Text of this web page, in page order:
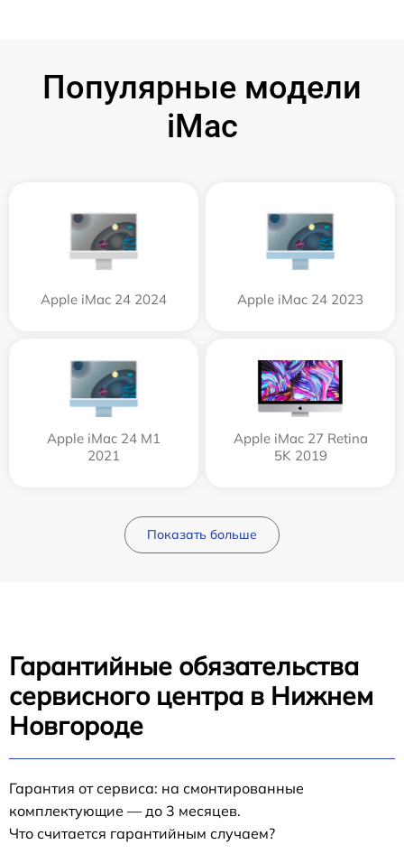
Популярные модели
iMac
Apple iMac 24 2024 Apple iMac 24 2023
Apple iMac 24 M1
2021
Apple iMac 27 Retina
5K 2019
Показать больше
Гарантийные обязательства
сервисного центра в Нижнем
Новгороде
Гарантия от сервиса: на смонтированные
комплектующие — до 3 месяцев.
Что считается гарантийным случаем?